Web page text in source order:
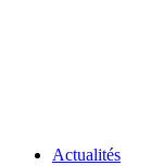
Actualités